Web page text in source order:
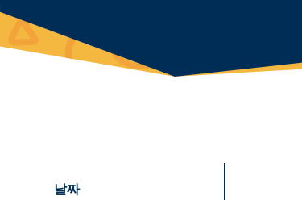
날짜